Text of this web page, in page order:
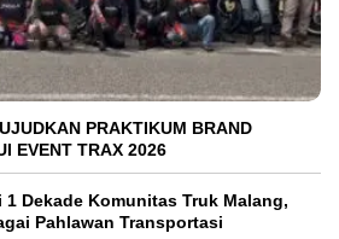
PRAKTIKUM BRAND
EVENT TRAX 2026
Dekade Komunitas Truk Malang,
Pahlawan Transportasi